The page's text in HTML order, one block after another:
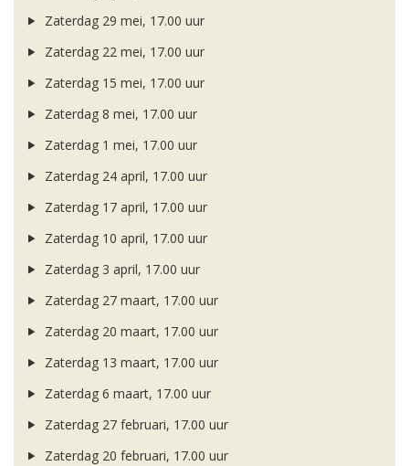
Zaterdag 29 mei, 17.00 uur
Zaterdag 22 mei, 17.00 uur
Zaterdag 15 mei, 17.00 uur
Zaterdag 8 mei, 17.00 uur
Zaterdag 1 mei, 17.00 uur
Zaterdag 24 april, 17.00 uur
Zaterdag 17 april, 17.00 uur
Zaterdag 10 april, 17.00 uur
Zaterdag 3 april, 17.00 uur
Zaterdag 27 maart, 17.00 uur
Zaterdag 20 maart, 17.00 uur
Zaterdag 13 maart, 17.00 uur
Zaterdag 6 maart, 17.00 uur
Zaterdag 27 februari, 17.00 uur
Zaterdag 20 februari, 17.00 uur